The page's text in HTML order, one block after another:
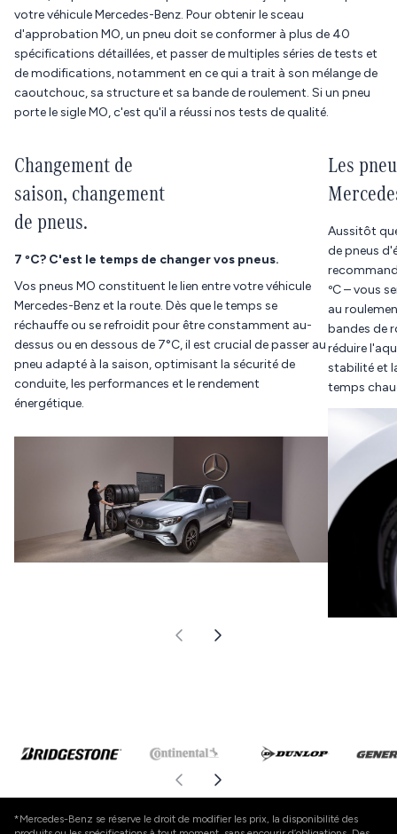
votre véhicule Mercedes-Benz. Pour obtenir le sceau
d'approbation MO, un pneu doit se conformer à plus de 40
spécifications détaillées, et passer de multiples séries de tests et
de modifications, notamment en ce qui a trait à son mélange de
caoutchouc, sa structure et sa bande de roulement. Si un pneu
porte le sigle MO, c'est qu'il a réussi nos tests de qualité.
Changement de
saison, changement
de pneus.
7 ºC? C'est le temps de changer vos pneus.
Vos pneus MO constituent le lien entre votre véhicule
Mercedes-Benz et la route. Dès que le temps se
réchauffe ou se refroidit pour être constamment au-
dessus ou en dessous de 7°C, il est crucial de passer au
pneu adapté à la saison, optimisant la sécurité de
conduite, les performances et le rendement
énergétique.
Les
Aussitôt
de pneus
ºC – vous
au
bandes de
réduire
stabilité et
temps
*Mercedes-Benz se réserve le droit de modifier les prix, la disponibilité des